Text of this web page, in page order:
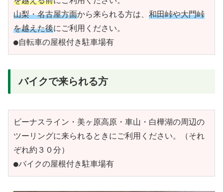
山梨・名古屋方面から来られる方は、 和田峠や大門峠
を越えた後にご利用ください。
●自転車の屋根付き駐車場有
バイクで来られる方
ビーナスライン・美ヶ原高原・車山・白樺湖の周辺の
ツーリングに来られるときにご利用ください。（それ
ぞれ約３０分）
●バイクの屋根付き駐車場有